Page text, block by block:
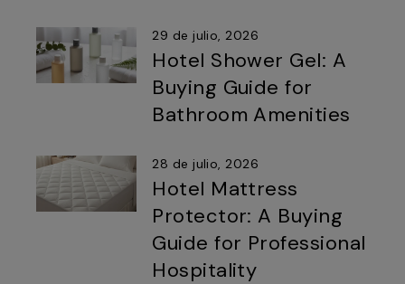
29 de julio, 2026
Hotel Shower Gel: A
Buying Guide for
Bathroom Amenities
28 de julio, 2026
Hotel Mattress
Protector: A Buying
Guide for Professional
Hospitality